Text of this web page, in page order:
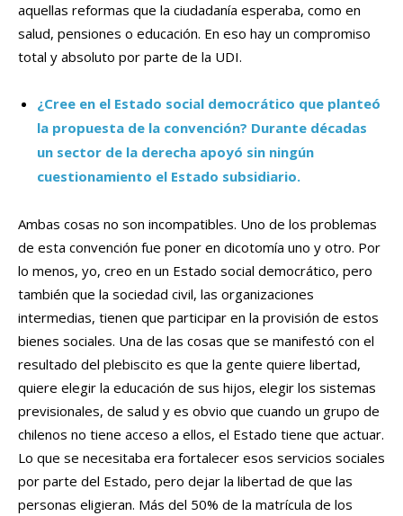
aquellas reformas que la ciudadanía esperaba, como en
salud, pensiones o educación. En eso hay un compromiso
total y absoluto por parte de la UDI.
¿Cree en el Estado social democrático que planteó
la propuesta de la convención? Durante décadas
un sector de la derecha apoyó sin ningún
cuestionamiento el Estado subsidiario.
Ambas cosas no son incompatibles. Uno de los problemas
de esta convención fue poner en dicotomía uno y otro. Por
lo menos, yo, creo en un Estado social democrático, pero
también que la sociedad civil, las organizaciones
intermedias, tienen que participar en la provisión de estos
bienes sociales. Una de las cosas que se manifestó con el
resultado del plebiscito es que la gente quiere libertad,
quiere elegir la educación de sus hijos, elegir los sistemas
previsionales, de salud y es obvio que cuando un grupo de
chilenos no tiene acceso a ellos, el Estado tiene que actuar.
Lo que se necesitaba era fortalecer esos servicios sociales
por parte del Estado, pero dejar la libertad de que las
personas eligieran. Más del 50% de la matrícula de los